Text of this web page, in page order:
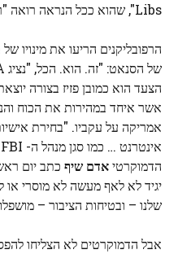
Libs", שהוא ככל הנראה רואה "רוע טהור ובלתי מבולבל."
הרפובליקנים הריעו את מינויו
של הסנאט: "זה. הוא. הכל, "נציג MAGA
הצעד הוא כמובן פזיז בצורה
אשר איחד במהירות את הכוח
אמריקה על עקביו. "בחירת
הדמוקרטיאדם שיף כתב יום
יגיד לא לאף מעשה לא מוסרי או
שלנו – ובטיחות הציבור –
אבל הדמוקרטים לא הצליחו